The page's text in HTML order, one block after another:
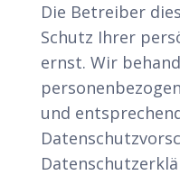
Die Betreiber
Schutz Ihrer
ernst. Wir
und